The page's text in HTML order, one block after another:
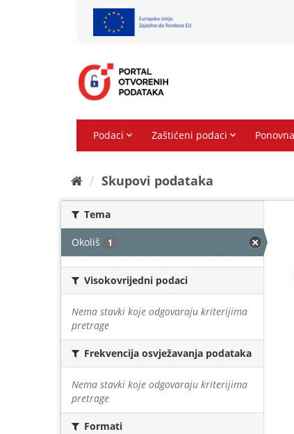
Skupovi podаtаkа
Tema
Okoliš 1
Visokovrijedni podaci
Nema stavki koje odgovaraju kriterijima
pretrage
Frekvencija osvježavanja podataka
Nema stavki koje odgovaraju kriterijima
pretrage
Formati